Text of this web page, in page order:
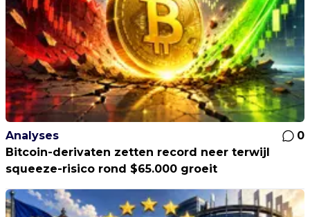
Analyses
0
Bitcoin-derivaten zetten record neer terwijl
squeeze-risico rond $65.000 groeit